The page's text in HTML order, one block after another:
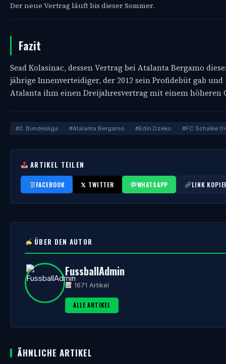
Der neue Vertrag läuft bis dieser Sommer.
Fazit
Sead Kolasinac, dessen Vertrag bei Atalanta Bergamo
jährige Innenverteidiger, der 2012 sein Profidebüt gab
Atalanta ihm einen Dreijahresvertrag mit einem höheren
#2. Bundesliga #Atalanta Bergamo #Edin Dzeko #FC Schalke
ARTIKEL TEILEN
FACEBOOK 𝕏 TWITTER WHATSAPP LINK
ÜBER DEN AUTOR
FussballAdmin
1671 Artikel
ALLE ARTIKEL
ÄHNLICHE ARTIKEL